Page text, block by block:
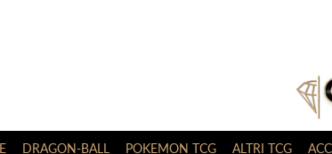
DRAGON-BALL POKEMON TCG ALTRI TCG